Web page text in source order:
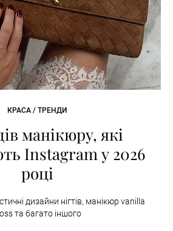
КРАСА / ТРЕНДИ
манікюру, які
Instagram у 2026
році
дизайни нігтів, манікюр vanilla
та багато іншого